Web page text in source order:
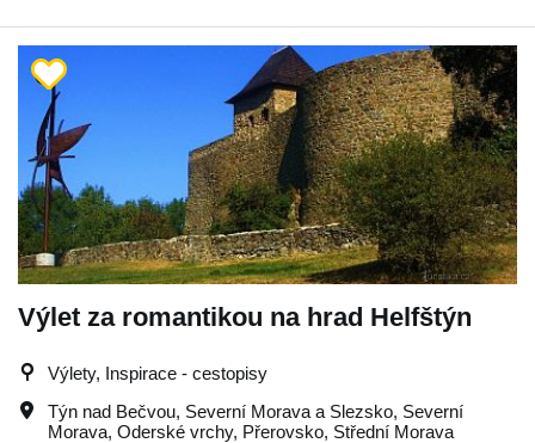
Výlet za romantikou na hrad Helfštýn
Výlety, Inspirace - cestopisy
Týn nad Bečvou, Severní Morava a Slezsko, Severní
Morava, Oderské vrchy, Přerovsko, Střední Morava